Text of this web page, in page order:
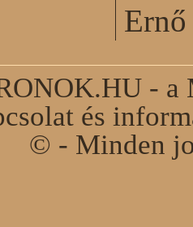
- a
és
© - Minden